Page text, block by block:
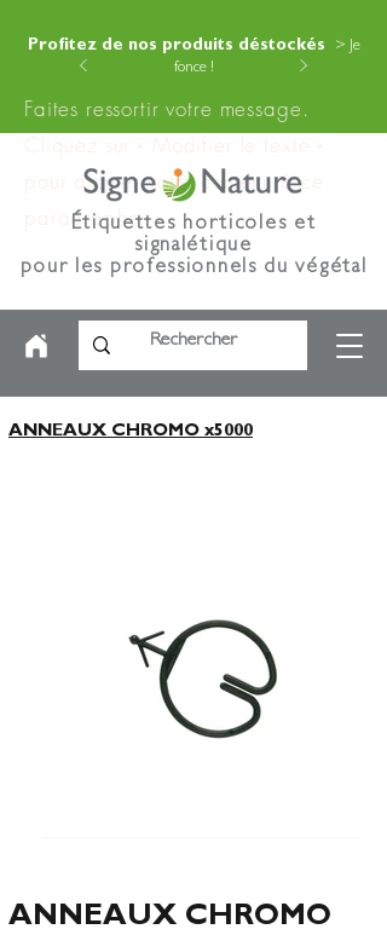
Profitez de nos produits déstockés
> Je
fonce !
Faites ressortir votre message.
Cliquez sur « Modifier le texte »
pour ajouter votre contenu à ce
paragraphe.
Étiquettes horticoles et
signalétique
pour les professionnels du végétal
ANNEAUX CHROMO x5000
ANNEAUX CHROMO